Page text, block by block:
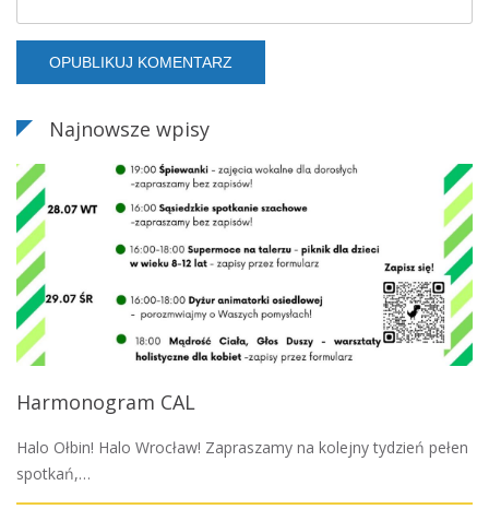
Najnowsze wpisy
Harmonogram CAL
Halo Ołbin! Halo Wrocław! Zapraszamy na kolejny tydzień pełen
spotkań,…